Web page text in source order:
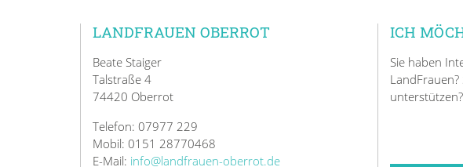
LANDFRAUEN OBERROT
Beate Staiger
Talstraße 4
74420 Oberrot
Telefon: 07977 229
Mobil: 0151 28770468
E-Mail: info@landfrauen-oberrot.de
ICH
Sie haben
unterstützen?